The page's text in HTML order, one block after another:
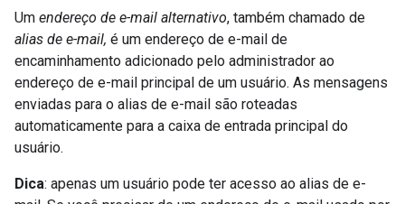
Um endereço de e-mail alternativo, também chamado de
alias de e-mail, é um endereço de e-mail de
encaminhamento adicionado pelo administrador ao
endereço de e-mail principal de um usuário. As mensagens
enviadas para o alias de e-mail são roteadas
automaticamente para a caixa de entrada principal do
usuário.
Dica: apenas um usuário pode ter acesso ao alias de e-